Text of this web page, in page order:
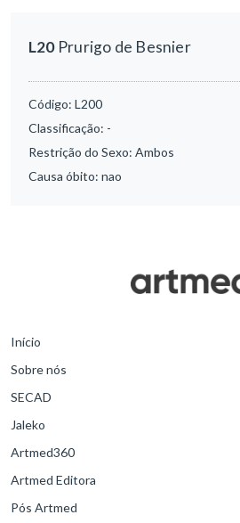
L20Prurigo de Besnier
Código: L200
Classificação: -
Restrição do Sexo: Ambos
Causa óbito: nao
Início
Sobre nós
SECAD
Jaleko
Artmed360
Artmed Editora
Pós Artmed